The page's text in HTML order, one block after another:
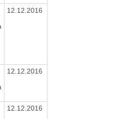
12.12.2016
12.12.2016
12.12.2016